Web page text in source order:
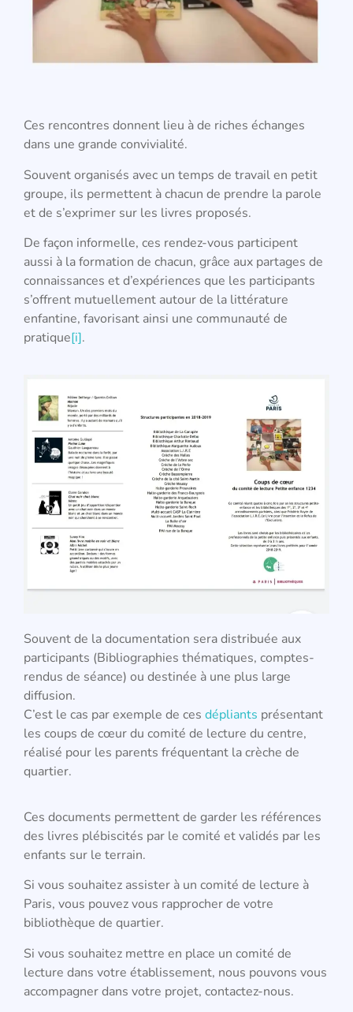
Ces rencontres donnent lieu à de riches échanges
dans une grande convivialité.
Souvent organisés avec un temps de travail en petit
groupe, ils permettent à chacun de prendre la parole
et de s’exprimer sur les livres proposés.
De façon informelle, ces rendez-vous participent
aussi à la formation de chacun, grâce aux partages de
connaissances et d’expériences que les participants
s’offrent mutuellement autour de la littérature
enfantine, favorisant ainsi une communauté de
pratique[i].
Souvent de la documentation sera distribuée aux
participants (Bibliographies thématiques, comptes-
rendus de séance) ou destinée à une plus large
diffusion.
C’est le cas par exemple de ces dépliants présentant
les coups de cœur du comité de lecture du centre,
réalisé pour les parents fréquentant la crèche de
quartier.
Ces documents permettent de garder les références
des livres plébiscités par le comité et validés par les
enfants sur le terrain.
Si vous souhaitez assister à un comité de lecture à
Paris, vous pouvez vous rapprocher de votre
bibliothèque de quartier.
Si vous souhaitez mettre en place un comité de
lecture dans votre établissement, nous pouvons vous
accompagner dans votre projet, contactez-nous.